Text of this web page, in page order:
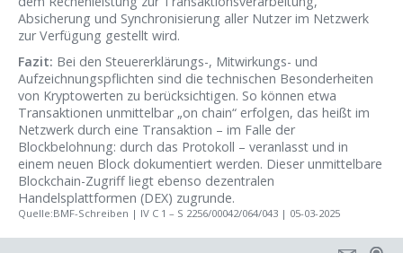
Absicherung und Synchronisierung aller Nutzer im Netzwerk
zur Verfügung gestellt wird.
Fazit: Bei den Steuererklärungs-, Mitwirkungs- und
Aufzeichnungspflichten sind die technischen Besonderheiten
von Kryptowerten zu berücksichtigen. So können etwa
Transaktionen unmittelbar „on chain“ erfolgen, das heißt im
Netzwerk durch eine Transaktion – im Falle der
Blockbelohnung: durch das Protokoll – veranlasst und in
einem neuen Block dokumentiert werden. Dieser unmittelbare
Blockchain-Zugriff liegt ebenso dezentralen
Handelsplattformen (DEX) zugrunde.
Quelle:BMF-Schreiben | IV C 1 – S 2256/00042/064/043 | 05-03-2025